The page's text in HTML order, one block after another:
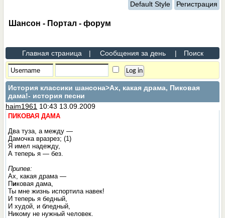
Default Style Регистрация
Шансон - Портал - форум
Главная страница | Сообщения за день | Поиск
История классики шансона>Ах, какая драма, Пиковая
дама!- история песни
haim1961 10:43 13.09.2009
ПИКОВАЯ ДАМА
Два туза, а между —
Дамочка вразрез; (1)
Я имел надежду,
А теперь я — без.
Припев:
Ах, какая драма —
Пиковая дама,
Ты мне жизнь испортила навек!
И теперь я бедный,
И худой, и бледный,
Никому не нужный человек.